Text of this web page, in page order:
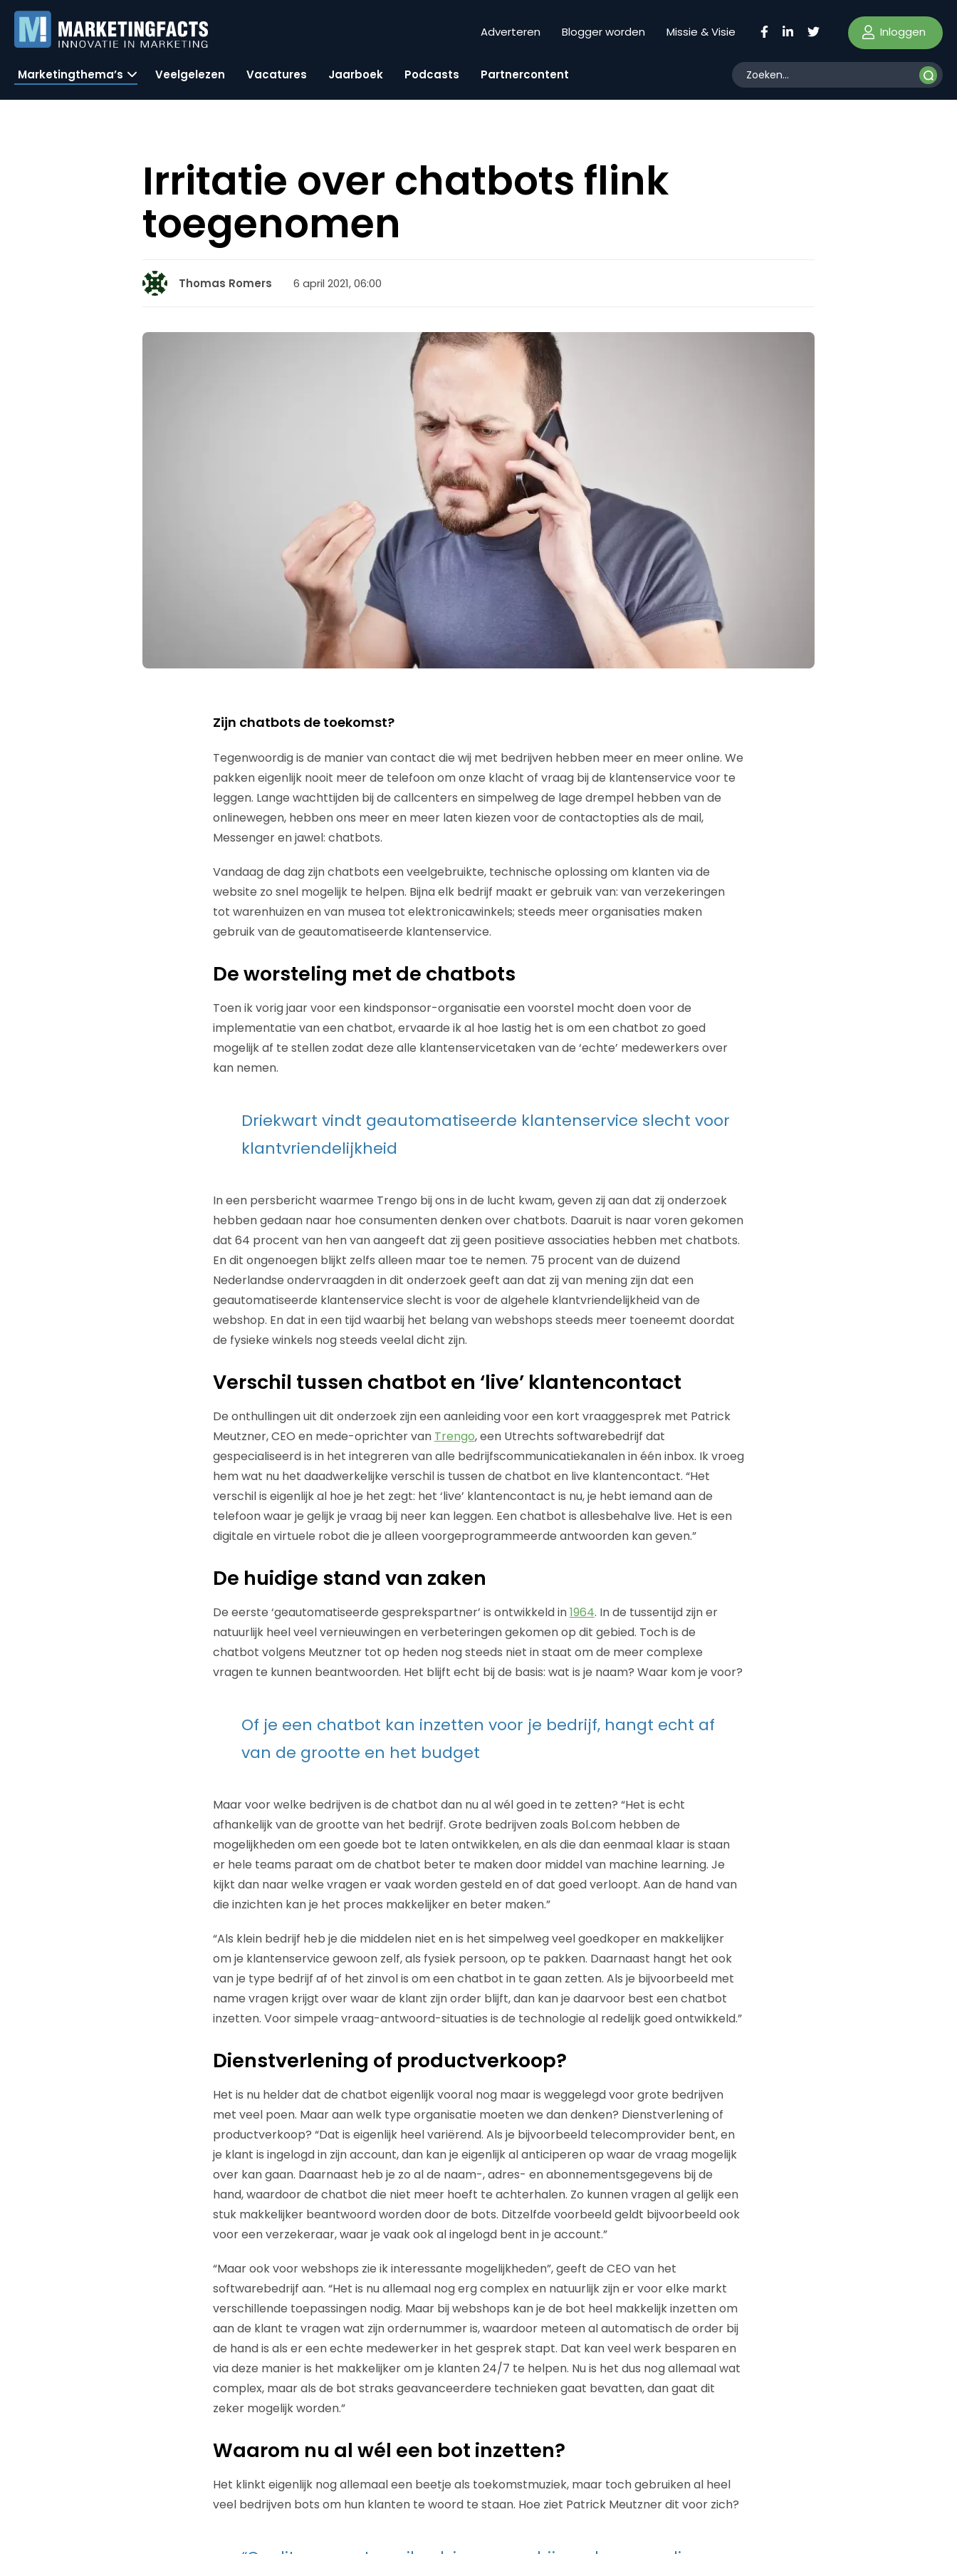
Adverteren Blogger worden Missie & Visie Inloggen
Marketingthema’s Veelgelezen Vacatures Jaarboek Podcasts Partnercontent
Irritatie over chatbots flink
toegenomen
Thomas Romers 6 april 2021, 06:00
Zijn chatbots de toekomst?
Tegenwoordig is de manier van contact die wij met bedrijven hebben meer en meer online. We
pakken eigenlijk nooit meer de telefoon om onze klacht of vraag bij de klantenservice voor te
leggen. Lange wachttijden bij de callcenters en simpelweg de lage drempel hebben van de
onlinewegen, hebben ons meer en meer laten kiezen voor de contactopties als de mail,
Messenger en jawel: chatbots.
Vandaag de dag zijn chatbots een veelgebruikte, technische oplossing om klanten via de
website zo snel mogelijk te helpen. Bijna elk bedrijf maakt er gebruik van: van verzekeringen
tot warenhuizen en van musea tot elektronicawinkels; steeds meer organisaties maken
gebruik van de geautomatiseerde klantenservice.
De worsteling met de chatbots
Toen ik vorig jaar voor een kindsponsor-organisatie een voorstel mocht doen voor de
implementatie van een chatbot, ervaarde ik al hoe lastig het is om een chatbot zo goed
mogelijk af te stellen zodat deze alle klantenservicetaken van de ‘echte’ medewerkers over
kan nemen.
Driekwart vindt geautomatiseerde klantenservice slecht voor
klantvriendelijkheid
In een persbericht waarmee Trengo bij ons in de lucht kwam, geven zij aan dat zij onderzoek
hebben gedaan naar hoe consumenten denken over chatbots. Daaruit is naar voren gekomen
dat 64 procent van hen van aangeeft dat zij geen positieve associaties hebben met chatbots.
En dit ongenoegen blijkt zelfs alleen maar toe te nemen. 75 procent van de duizend
Nederlandse ondervraagden in dit onderzoek geeft aan dat zij van mening zijn dat een
geautomatiseerde klantenservice slecht is voor de algehele klantvriendelijkheid van de
webshop. En dat in een tijd waarbij het belang van webshops steeds meer toeneemt doordat
de fysieke winkels nog steeds veelal dicht zijn.
Verschil tussen chatbot en ‘live’ klantencontact
De onthullingen uit dit onderzoek zijn een aanleiding voor een kort vraaggesprek met Patrick
Meutzner, CEO en mede-oprichter van Trengo, een Utrechts softwarebedrijf dat
gespecialiseerd is in het integreren van alle bedrijfscommunicatiekanalen in één inbox. Ik vroeg
hem wat nu het daadwerkelijke verschil is tussen de chatbot en live klantencontact. “Het
verschil is eigenlijk al hoe je het zegt: het ‘live’ klantencontact is nu, je hebt iemand aan de
telefoon waar je gelijk je vraag bij neer kan leggen. Een chatbot is allesbehalve live. Het is een
digitale en virtuele robot die je alleen voorgeprogrammeerde antwoorden kan geven.”
De huidige stand van zaken
De eerste ‘geautomatiseerde gesprekspartner’ is ontwikkeld in1964. In de tussentijd zijn er
natuurlijk heel veel vernieuwingen en verbeteringen gekomen op dit gebied. Toch is de
chatbot volgens Meutzner tot op heden nog steeds niet in staat om de meer complexe
vragen te kunnen beantwoorden. Het blijft echt bij de basis: wat is je naam? Waar kom je voor?
Of je een chatbot kan inzetten voor je bedrijf, hangt echt af
van de grootte en het budget
Maar voor welke bedrijven is de chatbot dan nu al wél goed in te zetten? “Het is echt
afhankelijk van de grootte van het bedrijf. Grote bedrijven zoals Bol.com hebben de
mogelijkheden om een goede bot te laten ontwikkelen, en als die dan eenmaal klaar is staan
er hele teams paraat om de chatbot beter te maken door middel van machine learning. Je
kijkt dan naar welke vragen er vaak worden gesteld en of dat goed verloopt. Aan de hand van
die inzichten kan je het proces makkelijker en beter maken.”
“Als klein bedrijf heb je die middelen niet en is het simpelweg veel goedkoper en makkelijker
om je klantenservice gewoon zelf, als fysiek persoon, op te pakken. Daarnaast hangt het ook
van je type bedrijf af of het zinvol is om een chatbot in te gaan zetten. Als je bijvoorbeeld met
name vragen krijgt over waar de klant zijn order blijft, dan kan je daarvoor best een chatbot
inzetten. Voor simpele vraag-antwoord-situaties is de technologie al redelijk goed ontwikkeld.”
Dienstverlening of productverkoop?
Het is nu helder dat de chatbot eigenlijk vooral nog maar is weggelegd voor grote bedrijven
met veel poen. Maar aan welk type organisatie moeten we dan denken? Dienstverlening of
productverkoop? “Dat is eigenlijk heel variërend. Als je bijvoorbeeld telecomprovider bent, en
je klant is ingelogd in zijn account, dan kan je eigenlijk al anticiperen op waar de vraag mogelijk
over kan gaan. Daarnaast heb je zo al de naam-, adres- en abonnementsgegevens bij de
hand, waardoor de chatbot die niet meer hoeft te achterhalen. Zo kunnen vragen al gelijk een
stuk makkelijker beantwoord worden door de bots. Ditzelfde voorbeeld geldt bijvoorbeeld ook
voor een verzekeraar, waar je vaak ook al ingelogd bent in je account.”
“Maar ook voor webshops zie ik interessante mogelijkheden”, geeft de CEO van het
softwarebedrijf aan. “Het is nu allemaal nog erg complex en natuurlijk zijn er voor elke markt
verschillende toepassingen nodig. Maar bij webshops kan je de bot heel makkelijk inzetten om
aan de klant te vragen wat zijn ordernummer is, waardoor meteen al automatisch de order bij
de hand is als er een echte medewerker in het gesprek stapt. Dat kan veel werk besparen en
via deze manier is het makkelijker om je klanten 24/7 te helpen. Nu is het dus nog allemaal wat
complex, maar als de bot straks geavanceerdere technieken gaat bevatten, dan gaat dit
zeker mogelijk worden.”
Waarom nu al wél een bot inzetten?
Het klinkt eigenlijk nog allemaal een beetje als toekomstmuziek, maar toch gebruiken al heel
veel bedrijven bots om hun klanten te woord te staan. Hoe ziet Patrick Meutzner dit voor zich?